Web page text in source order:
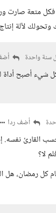
فكل متعة صارت
وتحولك لآلة
سنة واحدة
أصبح أداة
أضف ردا
القارئ نفسه.
لا؟
كل رمضان، هل